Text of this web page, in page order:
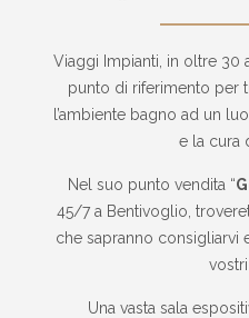
Viaggi Impianti, in oltre 30
punto di riferimento per
l’ambiente bagno ad un
e la cura
Nel suo punto vendita “
45/7 a Bentivoglio,
che sapranno consigliarvi
vostri
Una vasta sala